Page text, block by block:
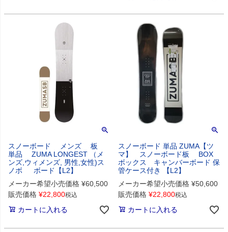
スノーボード メンズ 板
単品 ZUMA LONGEST （メ
ンズ,ウィメンズ, 男性,女性)ス
ノボ ボード【L2】
メーカー希望小売価格 ¥60,500
販売価格 ¥22,800税込
カートに入れる
スノーボード 単品 ZUMA【ツ
マ】 スノーボード板 BOX
ボックス キャンバーボード 保
管ケース付き 【L2】
メーカー希望小売価格 ¥50,600
販売価格 ¥22,800税込
カートに入れる